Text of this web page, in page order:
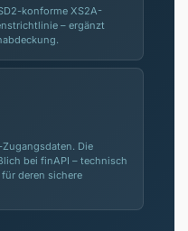
konforme XS2A-
– ergänzt
Die
bei finAPI – technisch
deren sichere